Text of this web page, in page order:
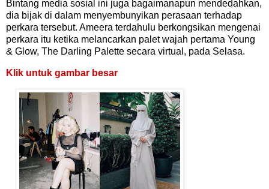
Bintang media sosial ini juga bagaimanapun mendedahkan,
dia bijak di dalam menyembunyikan perasaan terhadap
perkara tersebut. Ameera terdahulu berkongsikan mengenai
perkara itu ketika melancarkan palet wajah pertama Young
& Glow, The Darling Palette secara virtual, pada Selasa.
Klik untuk gambar besar